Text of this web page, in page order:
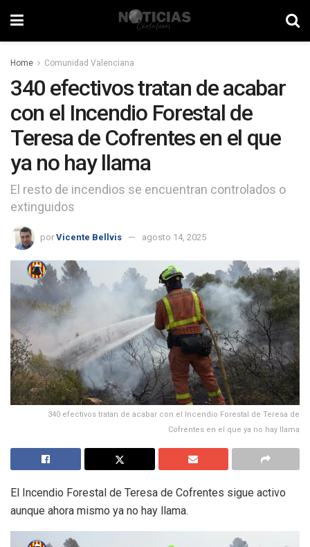
Home Comunidad Valenciana
340 efectivos tratan de acabar
con el Incendio Forestal de
Teresa de Cofrentes en el que
ya no hay llama
El resto de incendios se encuentran controlados o
extinguidos
por Vicente Bellvis agosto 14, 2025
340 efectivos tratan de acabar con el Incendio Forestal de Teresa de
Cofrentes en el que ya no hay llama
El Incendio Forestal de Teresa de Cofrentes sigue activo
aunque ahora mismo ya no hay llama.
Reproductor